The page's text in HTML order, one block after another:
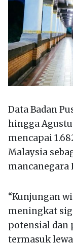
Data Badan
hingga
mencapai
Malaysia
mancanegara
“Kunjungan
meningkat
potensial dan
termasuk